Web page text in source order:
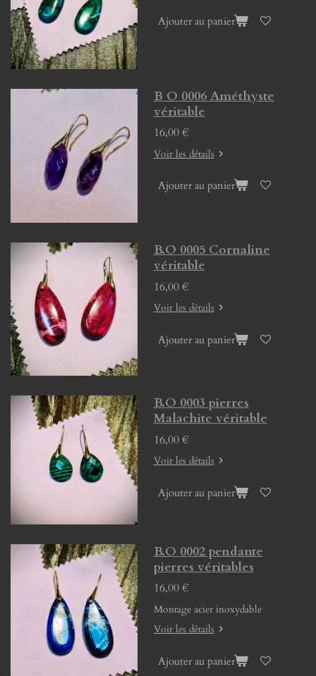
Ajouter au panier
B O 0006 Améthyste
véritable
16,00 €
Voir les détails
Ajouter au panier
B.O 0005 Cornaline
véritable
16,00 €
Voir les détails
Ajouter au panier
B.O 0003 pierres
Malachite véritable
16,00 €
Voir les détails
Ajouter au panier
B.O 0002 pendante
pierres véritables
16,00 €
Montage acier inoxydable
Voir les détails
Ajouter au panier